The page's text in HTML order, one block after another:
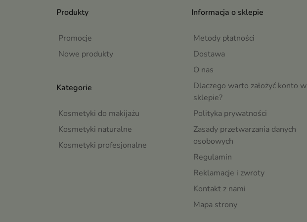
Produkty
Promocje
Nowe produkty
Informacja o sklepie
Metody płatności
Dostawa
O nas
Dlaczego warto założyć konto w
sklepie?
Polityka prywatności
Zasady przetwarzania danych
osobowych
Regulamin
Reklamacje i zwroty
Kontakt z nami
Mapa strony
Kategorie
Kosmetyki do makijażu
Kosmetyki naturalne
Kosmetyki profesjonalne